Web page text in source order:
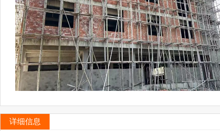
详细信息